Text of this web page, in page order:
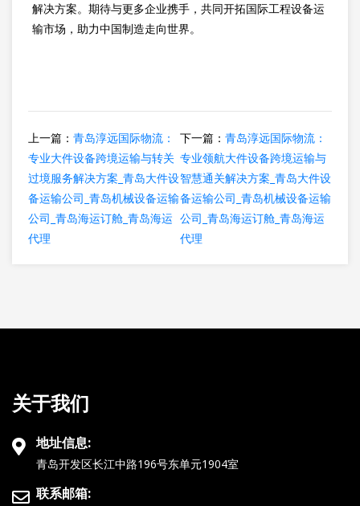
解决方案。期待与更多企业携手，共同开拓国际工程设备运
输市场，助力中国制造走向世界。
上一篇： 青岛淳远国际物流：
专业大件设备跨境运输与转关
过境服务解决方案_青岛大件设
备运输公司_青岛机械设备运输
公司_青岛海运订舱_青岛海运
代理
下一篇： 青岛淳远国际物流：
专业领航大件设备跨境运输与
智慧通关解决方案_青岛大件设
备运输公司_青岛机械设备运输
公司_青岛海运订舱_青岛海运
代理
关于我们
地址信息:
青岛开发区长江中路196号东单元1904室
联系邮箱: